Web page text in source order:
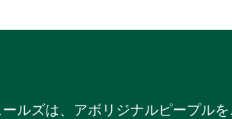
ルズは、アボリジナルピープル